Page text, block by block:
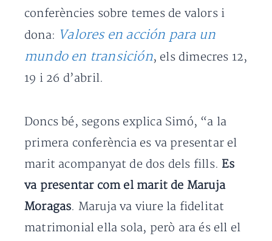
conferències sobre temes de valors i
dona: Valores en acción para un
mundo en transición, els dimecres 12,
19 i 26 d’abril.
Doncs bé, segons explica Simó, “a la
primera conferència es va presentar el
marit acompanyat de dos dels fills.Es
va presentar com el marit de Maruja
Moragas. Maruja va viure la fidelitat
matrimonial ella sola, però ara és ell el